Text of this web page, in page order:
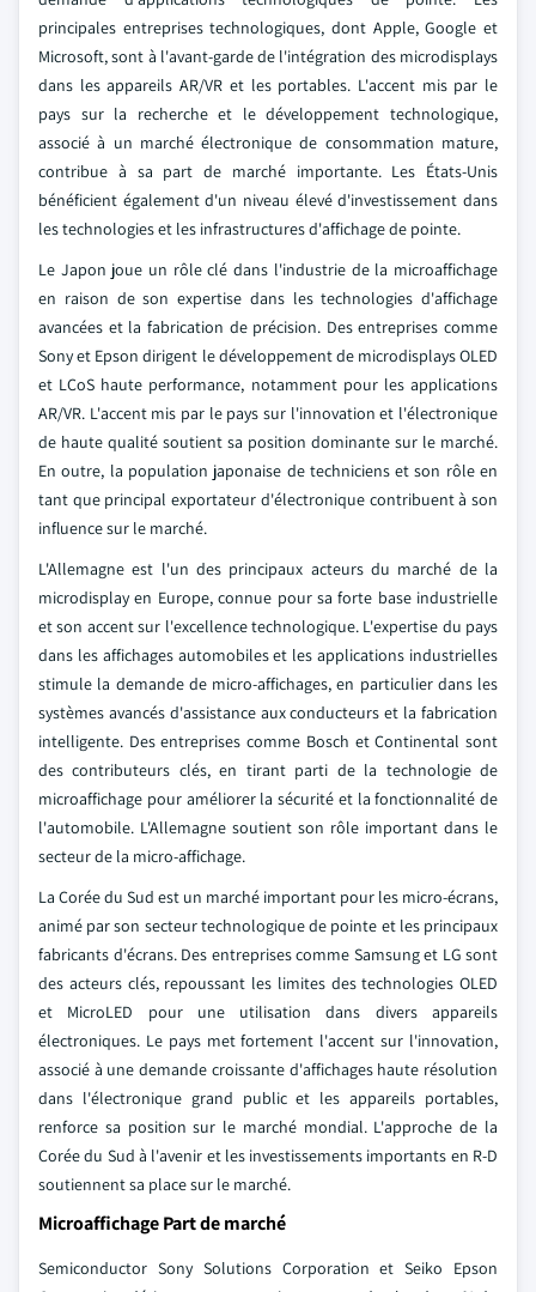
principales entreprises technologiques, dont Apple, Google et
Microsoft, sont à l'avant-garde de l'intégration des microdisplays
dans les appareils AR/VR et les portables. L'accent mis par le
pays sur la recherche et le développement technologique,
associé à un marché électronique de consommation mature,
contribue à sa part de marché importante. Les États-Unis
bénéficient également d'un niveau élevé d'investissement dans
les technologies et les infrastructures d'affichage de pointe.
Le Japon joue un rôle clé dans l'industrie de la microaffichage
en raison de son expertise dans les technologies d'affichage
avancées et la fabrication de précision. Des entreprises comme
Sony et Epson dirigent le développement de microdisplays OLED
et LCoS haute performance, notamment pour les applications
AR/VR. L'accent mis par le pays sur l'innovation et l'électronique
de haute qualité soutient sa position dominante sur le marché.
En outre, la population japonaise de techniciens et son rôle en
tant que principal exportateur d'électronique contribuent à son
influence sur le marché.
L'Allemagne est l'un des principaux acteurs du marché de la
microdisplay en Europe, connue pour sa forte base industrielle
et son accent sur l'excellence technologique. L'expertise du pays
dans les affichages automobiles et les applications industrielles
stimule la demande de micro-affichages, en particulier dans les
systèmes avancés d'assistance aux conducteurs et la fabrication
intelligente. Des entreprises comme Bosch et Continental sont
des contributeurs clés, en tirant parti de la technologie de
microaffichage pour améliorer la sécurité et la fonctionnalité de
l'automobile. L'Allemagne soutient son rôle important dans le
secteur de la micro-affichage.
La Corée du Sud est un marché important pour les micro-écrans,
animé par son secteur technologique de pointe et les principaux
fabricants d'écrans. Des entreprises comme Samsung et LG sont
des acteurs clés, repoussant les limites des technologies OLED
et MicroLED pour une utilisation dans divers appareils
électroniques. Le pays met fortement l'accent sur l'innovation,
associé à une demande croissante d'affichages haute résolution
dans l'électronique grand public et les appareils portables,
renforce sa position sur le marché mondial. L'approche de la
Corée du Sud à l'avenir et les investissements importants en R-D
soutiennent sa place sur le marché.
Microaffichage Part de marché
Semiconductor Sony Solutions Corporation et Seiko Epson